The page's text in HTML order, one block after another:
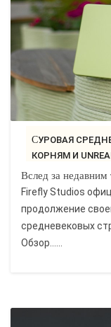
СУРОВАЯ СРЕДНЕВЕКОВАЯ АНГЛИЯ, ВОЗВРАЩЕНИЕ К
КОРНЯМ И
Вслед за недавним
Firefly Studios
продолжение
средневековых
Обзор......